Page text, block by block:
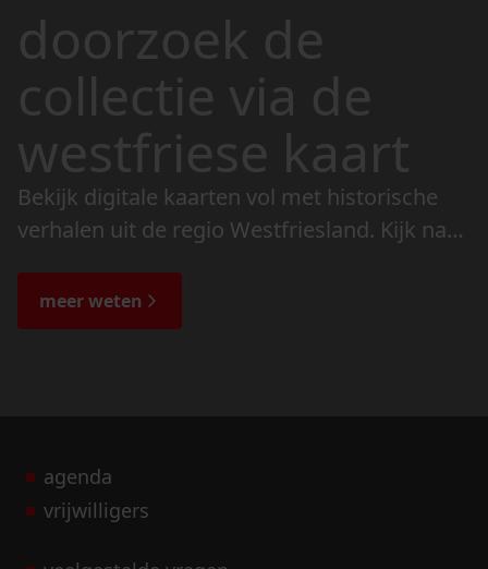
doorzoek de
collectie via de
westfriese kaart
Bekijk digitale kaarten vol met historische
verhalen uit de regio Westfriesland. Kijk naar
de bijzondere verhalen.
meer weten
agenda
vrijwilligers